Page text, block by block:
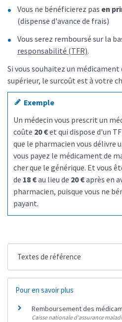
Vous ne bénéficierez pas en
(dispense d'avance de frais)
Vous serez remboursé sur la
responsabilité (TFR).
Si vous souhaitez un
supérieur, le surcoût est à votre
Exemple
Un médecin vous prescrit un
coûte 20 €et qui dispose d'un
que le pharmacien vous délivre
vous payez le médicament de
cher que le générique. Et vous
de 18 €au lieu de 20 €après en
pharmacien, puisque vous ne
payant.
Textes de référence
Pour en savoir plus
Remboursement des
Caisse nationale d'assurance